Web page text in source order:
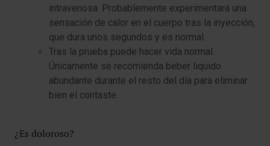
intravenosa. Probablemente experimentará una
sensación de calor en el cuerpo tras la inyección,
que dura unos segundos y es normal.
Tras la prueba puede hacer vida normal.
Únicamente se recomienda beber liquido
abundante durante el resto del día para eliminar
bien el contaste.
¿Es doloroso?